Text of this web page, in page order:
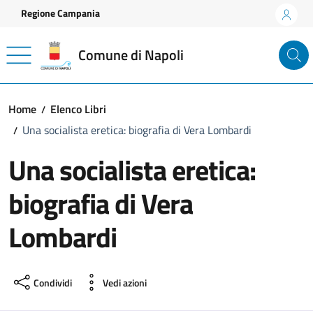
Vai ai contenuti
Vai al footer
Regione Campania
Comune di Napoli
Home
Elenco Libri
Una socialista eretica: biografia di Vera Lombardi
Una socialista eretica:
biografia di Vera
Lombardi
Condividi Vedi azioni